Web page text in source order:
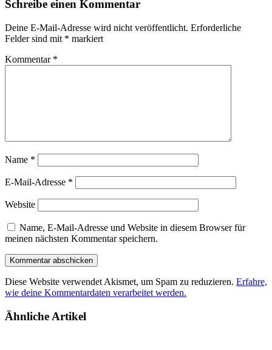
Schreibe einen Kommentar
Deine E-Mail-Adresse wird nicht veröffentlicht. Erforderliche
Felder sind mit * markiert
Kommentar *
Name *
E-Mail-Adresse *
Website
Name, E-Mail-Adresse und Website in diesem Browser für
meinen nächsten Kommentar speichern.
Diese Website verwendet Akismet, um Spam zu reduzieren. Erfahre,
wie deine Kommentardaten verarbeitet werden.
Ähnliche Artikel